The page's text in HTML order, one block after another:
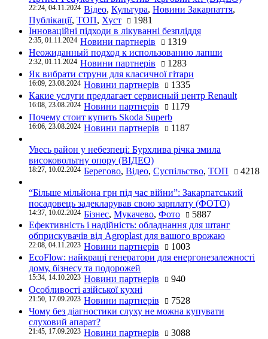
22:24, 04.11.2024 Відео, Культура, Новини Закарпаття,
Публікації, ТОП, Хуст
1981
Інноваційні підходи в лікуванні безпліддя
2:35, 01.11.2024 Новини партнерів
1319
Неожиданный подход к использованию лапши
2:32, 01.11.2024 Новини партнерів
1283
Як вибрати струни для класичної гітари
16:09, 23.08.2024 Новини партнерів
1335
Какие услуги предлагает сервисный центр Renault
16:08, 23.08.2024 Новини партнерів
1179
Почему стоит купить Skoda Superb
16:06, 23.08.2024 Новини партнерів 1187
Увесь район у небезпеці: Бурхлива річка змила
високовольтну опору (ВІДЕО)
18:27, 10.02.2024 Берегово, Відео, Суспільство, ТОП 4218
“Більше мільйона грн під час війни”: Закарпатський
посадовець задекларував свою зарплату (ФОТО)
14:37, 10.02.2024 Бізнес, Мукачево, Фото
5887
Ефективність і надійність: обладнання для штанг
обприскувачів від Agroplast для вашого врожаю
22:08, 04.11.2023 Новини партнерів
1003
EcoFlow: найкращі генератори для енергонезалежності
дому, бізнесу та подорожей
15:34, 14.10.2023 Новини партнерів
940
Особливості азійської кухні
21:50, 17.09.2023 Новини партнерів
7528
Чому без діагностики слуху не можна купувати
слуховий апарат?
21:45, 17.09.2023 Новини партнерів 3088